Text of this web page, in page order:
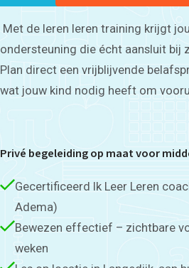
Met de leren leren training krijgt
ondersteuning die écht aansluit bij
Plan direct een vrijblijvende
wat jouw kind nodig heeft om
Privé begeleiding op maat voor
Gecertificeerd Ik Leer Leren
Adema)
Bewezen effectief – zichtbare
weken